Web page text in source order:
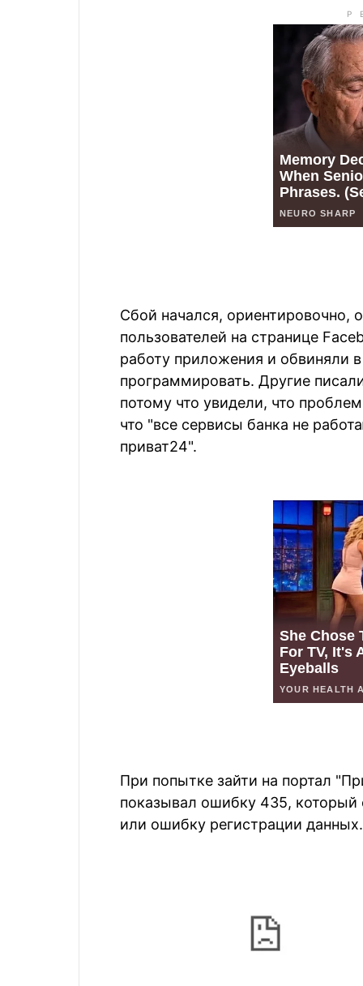
Сбой начался, ориентировочно,
пользователей на странице
работу приложения и обвиняли
программировать. Другие
потому что увидели, что
что "все сервисы банка не
приват24".
При попытке зайти на портал
показывал ошибку 435, который
или ошибку регистрации данных.